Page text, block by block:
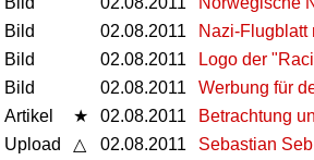
Bild 02.08.2011
Nazi-Flugblatt
Bild 02.08.2011
Logo der
Bild 02.08.2011
Werbung für
Artikel ★ 02.08.2011
Betrachtung
Upload △ 02.08.2011
Sebastian